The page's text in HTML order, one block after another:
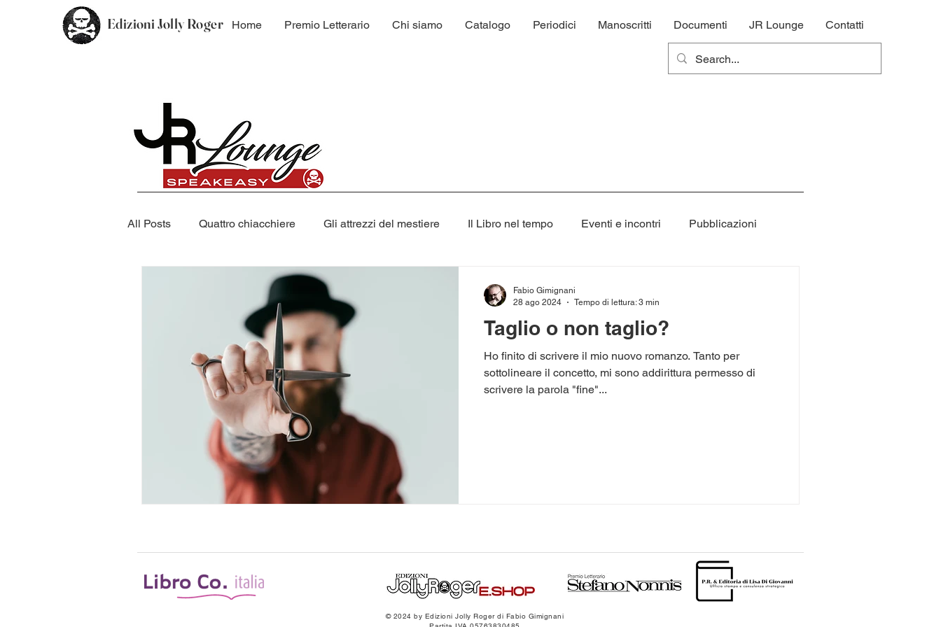
Edizioni Jolly Roger Home Premio Letterario Chi siamo Catalogo Periodici Manoscritti Documenti JR Lounge Contatti
All Posts Quattro chiacchiere Gli attrezzi del mestiere Il Libro nel tempo Eventi e incontri Pubblicazioni
Saggistica
Taglio o non taglio?
Ho finito di scrivere il mio nuovo romanzo. Tanto per
sottolineare il concetto, mi sono addirittura permesso di
scrivere la parola "fine"...
Fabio Gimignani
28 ago 2024
Tempo di lettura: 3 min
© 2024 by Edizioni Jolly Roger di Fabio Gimignani